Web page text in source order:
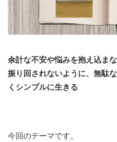
余計な不安や悩みを抱え込ま
振り回されないように、無駄
くシンプルに生きる
今回のテーマです。